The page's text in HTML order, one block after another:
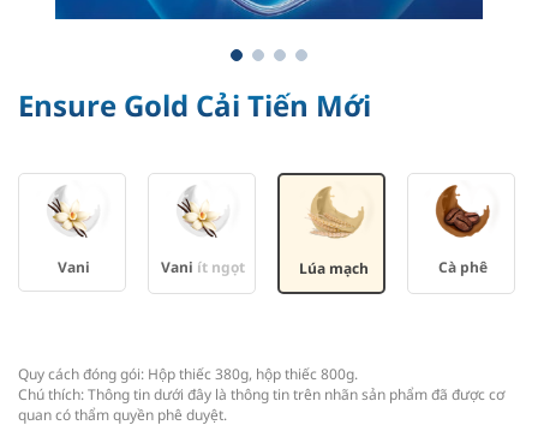
Ensure Gold Cải Tiến Mới
Vani Vani ít ngọt Lúa mạch Cà phê
Quy cách đóng gói: Hộp thiếc 380g, hộp thiếc 800g.
Chú thích: Thông tin dưới đây là thông tin trên nhãn sản phẩm đã được cơ
quan có thẩm quyền phê duyệt.